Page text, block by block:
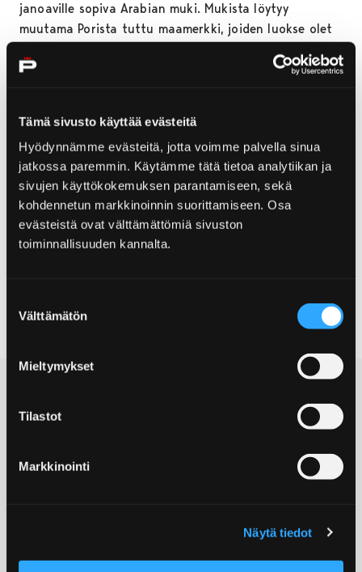
Tämä sivusto käyttää evästeitä
Hyödynnämme evästeitä, jotta voimme palvella sinua
jatkossa paremmin. Käytämme tätä tietoa analytiikan ja
sivujen käyttökokemuksen parantamiseen, sekä
kohdennetun markkinoinnin suorittamiseen. Osa
evästeistä ovat välttämättömiä sivuston
toiminnallisuuden kannalta.
valinta
Välttämätön
Mieltymykset
Tilastot
Markkinointi
Näytä tiedot
janoaville sopiva Arabian muki. Mukista löytyy
muutama Porista tuttu maamerkki, joiden luokse olet
kupponen kuumaa tai voit virkistäytyä kylmällä
kahvipöydässä. Mukia myydään torstaista 21.9. kello
10 alkaen ja sen hinta on 22 euroa.
Visit Pori myy myös Porin Päivän julistetta, jonka on
suunnitellut graafikko, taiteilija Rolf Lehtinen.
Julisteessa on Porin 1970-luvun rakennuskantaa
yhdistettynä saman vuosikymmenen värimaailmaan.
Matkailuneuvonta: